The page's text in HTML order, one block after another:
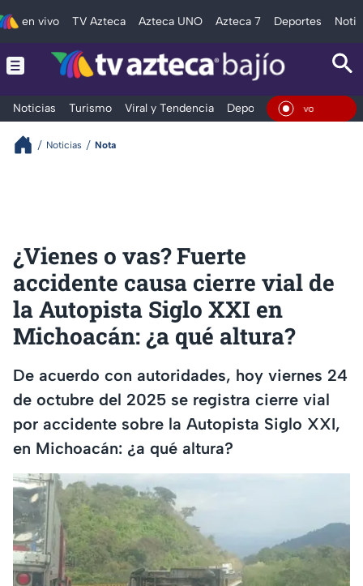
en vivo TV Azteca Azteca UNO Azteca 7 Deportes
Noticias Turismo Viral y Tendencia Deportes Espectáculos
En
Noticias Nota
¿Vienes o vas? Fuerte
accidente causa cierre vial de
la Autopista Siglo XXI en
Michoacán: ¿a qué altura?
De acuerdo con autoridades, hoy viernes 24
de octubre del 2025 se registra cierre vial
por accidente sobre la Autopista Siglo XXI,
en Michoacán: ¿a qué altura?